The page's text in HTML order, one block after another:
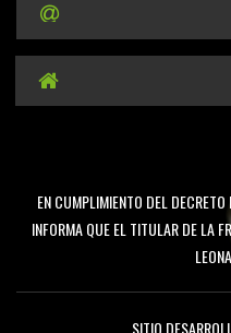
EN CUMPLIMIENTO DEL
INFORMA QUE EL TITULAR DE LA
SITIO